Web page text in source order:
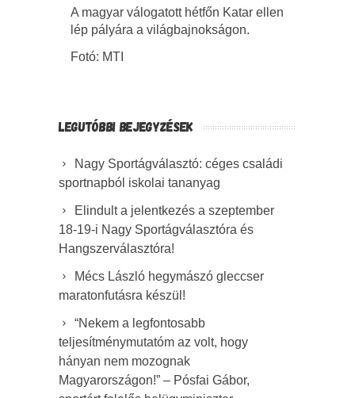
A magyar válogatott hétfőn Katar ellen
lép pályára a világbajnokságon.
Fotó: MTI
LEGUTÓBBI BEJEGYZÉSEK
Nagy Sportágválasztó: céges családi
sportnapból iskolai tananyag
Elindult a jelentkezés a szeptember
18-19-i Nagy Sportágválasztóra és
Hangszerválasztóra!
Mécs László hegymászó gleccser
maratonfutásra készül!
“Nekem a legfontosabb
teljesítménymutatóm az volt, hogy
hányan nem mozognak
Magyarországon!” – Pósfai Gábor,